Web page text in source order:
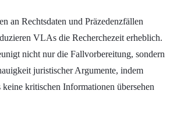
an Rechtsdaten und Präzedenzfällen
VLAs die Recherchezeit erheblich.
nicht nur die Fallvorbereitung, sondern
juristischer Argumente, indem
kritischen Informationen übersehen